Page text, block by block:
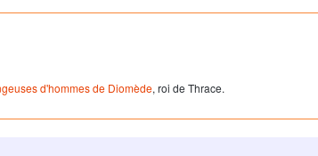
d'hommes de Diomède, roi de Thrace.